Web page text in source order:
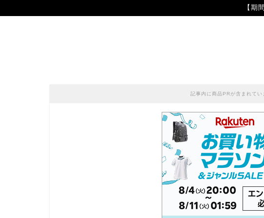
【期
記事内に商品PRが含まれてい